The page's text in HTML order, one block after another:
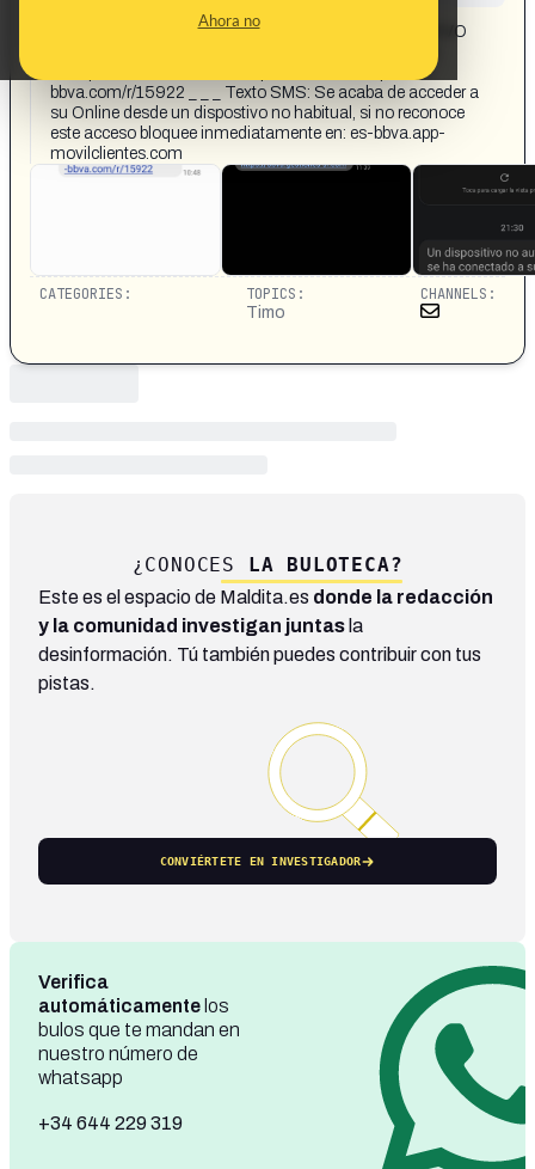
Ahora no
Texto SMS: NETCASH: SE HA VINCULADO UN NUEVO
verifique inmediatamente: https://netcash-empresas-
bbva.com/r/15922 _ _ _ Texto SMS: Se acaba de acceder a
su Online desde un dispostivo no habitual, si no reconoce
este acceso bloquee inmediatamente en: es-bbva.app-
movilclientes.com
CATEGORIES: TOPICS:
Timo
CHANNELS:
¿CONOCES LA BULOTECA?
Este es el espacio de Maldita.es donde la redacción
y la comunidad investigan juntas la
desinformación. Tú también puedes contribuir con tus
pistas.
CONVIÉRTETE EN INVESTIGADOR
Verifica
automáticamente los
bulos que te mandan en
nuestro número de
whatsapp
+34 644 229 319